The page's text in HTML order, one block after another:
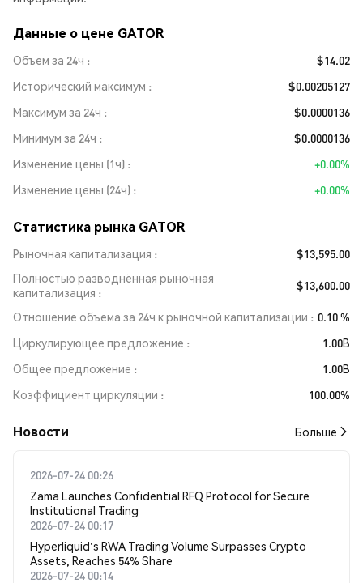
Данные о цене GATOR
Объем за 24ч
$14.02
Исторический максимум
$0.00205127
Максимум за 24ч
$0.0000136
Минимум за 24ч
$0.0000136
Изменение цены (1ч)
+0.00%
Изменение цены (24ч)
+0.00%
Статистика рынка GATOR
Рыночная капитализация
$13,595.00
Полностью разводнённая рыночная
капитализация
$13,600.00
Отношение объема за 24ч к рыночной капитализации
0.10 %
Циркулирующее предложение
1.00B
Общее предложение
1.00B
Коэффициент циркуляции
100.00%
Новости Больше
2026-07-24 00:26
Zama Launches Confidential RFQ Protocol for Secure
Institutional Trading
2026-07-24 00:17
Hyperliquid's RWA Trading Volume Surpasses Crypto
Assets, Reaches 54% Share
2026-07-24 00:14